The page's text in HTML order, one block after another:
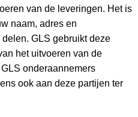
van de leveringen. Het is
naam, adres en
GLS gebruikt deze
het uitvoeren van de
onderaannemers
ook aan deze partijen ter